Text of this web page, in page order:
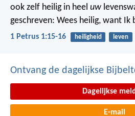
ook zelf heilig in heel uw
geschreven: Wees heilig, want Ik
1 Petrus 1:15-16 heiligheid leven
Ontvang de dagelijkse
Dagelijkse
E-mail